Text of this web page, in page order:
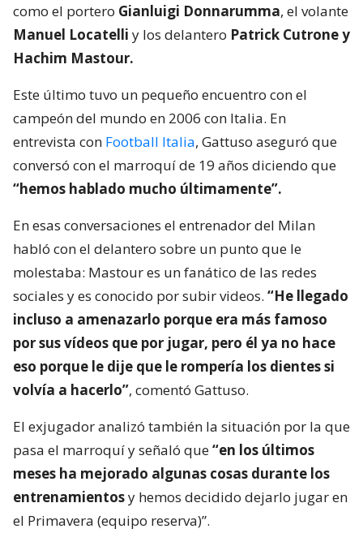
como el portero Gianluigi Donnarumma, el volante
Manuel Locatelli y los delantero Patrick Cutrone y
Hachim Mastour.
Este último tuvo un pequeño encuentro con el
campeón del mundo en 2006 con Italia. En
entrevista con Football Italia, Gattuso aseguró que
conversó con el marroquí de 19 años diciendo que
“hemos hablado mucho últimamente”.
En esas conversaciones el entrenador del Milan
habló con el delantero sobre un punto que le
molestaba: Mastour es un fanático de las redes
sociales y es conocido por subir videos. “He llegado
incluso a amenazarlo porque era más famoso
por sus vídeos que por jugar, pero él ya no hace
eso porque le dije que le rompería los dientes si
volvía a hacerlo”, comentó Gattuso.
El exjugador analizó también la situación por la que
pasa el marroquí y señaló que“en los últimos
meses ha mejorado algunas cosas durante los
entrenamientosy hemos decidido dejarlo jugar en
el Primavera (equipo reserva)”.